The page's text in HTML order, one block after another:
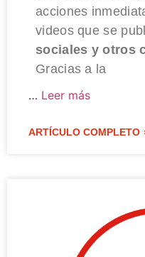
acciones
videos que se
sociales y otros
Gracias a la
… Leer más
ARTÍCULO COMPLETO